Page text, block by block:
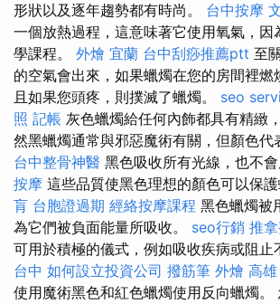
形狀以及逐年趨勢都有時尚。 台中按摩
一個放熱過程，這意味著它使用氧氣，因
學課程。 外燴 宜蘭 台中刮痧推薦ptt 至
的空氣會出來，如果蠟燭在您的房間裡燃
且如果您頭疼，則撲滅了蠟燭。 seo
照 記帳 灰色蠟燭給任何內飾都具有精緻
然黑蠟燭通常與邪惡魔術有關，但顏色代
台中整骨神醫 黑色吸收所有光線，也不會
按摩 這些品質使黑色理想的顏色可以保護
肓 台胞證過期 經絡按摩課程 黑色蠟燭被
為它們被負面能量所吸收。 seo行銷 推
可用於積極的儀式，例如吸收疾病或阻止
台中 如何設立投資公司 撥筋筆 外燴 高雄
使用魔術黑色和紅色蠟燭使用反向蠟燭。